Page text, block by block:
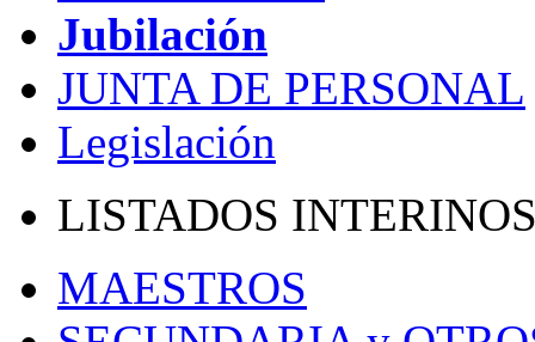
Jubilación
JUNTA DE PERSONAL
Legislación
LISTADOS
MAESTROS